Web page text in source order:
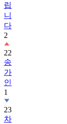
립
니
다
2
22
송
가
인
1
23
차